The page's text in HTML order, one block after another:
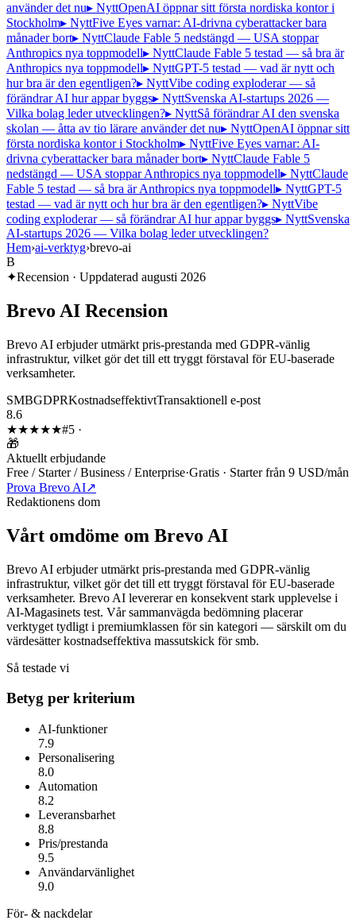
använder det nu▸ NyttOpenAI öppnar sitt första nordiska kontor i
Stockholm▸ NyttFive Eyes varnar: AI-drivna cyberattacker bara
månader bort▸ NyttClaude Fable 5 nedstängd — USA stoppar
Anthropics nya toppmodell▸ NyttClaude Fable 5 testad — så bra är
Anthropics nya toppmodell▸ NyttGPT-5 testad — vad är nytt och
hur bra är den egentligen?▸ NyttVibe coding exploderar — så
förändrar AI hur appar byggs▸ NyttSvenska AI-startups 2026 —
Vilka bolag leder utvecklingen?▸ NyttSå förändrar AI den svenska
skolan — åtta av tio lärare använder det nu▸ NyttOpenAI öppnar sitt
första nordiska kontor i Stockholm▸ NyttFive Eyes varnar: AI-
drivna cyberattacker bara månader bort▸ NyttClaude Fable 5
nedstängd — USA stoppar Anthropics nya toppmodell▸ NyttClaude
Fable 5 testad — så bra är Anthropics nya toppmodell▸ NyttGPT-5
testad — vad är nytt och hur bra är den egentligen?▸ NyttVibe
coding exploderar — så förändrar AI hur appar byggs▸ NyttSvenska
AI-startups 2026 — Vilka bolag leder utvecklingen?
Hem›ai-verktyg›brevo-ai
B
✦Recension · Uppdaterad augusti 2026
Brevo AI Recension
Brevo AI erbjuder utmärkt pris-prestanda med GDPR-vänlig
infrastruktur, vilket gör det till ett tryggt förstaval för EU-baserade
verksamheter.
SMBGDPRKostnadseffektivtTransaktionell e-post
8.6
★★★★★#5 ·
🎁
Aktuellt erbjudande
Free / Starter / Business / Enterprise·Gratis · Starter från 9 USD/mån
Prova Brevo AI↗
Redaktionens dom
Vårt omdöme om Brevo AI
Brevo AI erbjuder utmärkt pris-prestanda med GDPR-vänlig
infrastruktur, vilket gör det till ett tryggt förstaval för EU-baserade
verksamheter. Brevo AI levererar en konsekvent stark upplevelse i
AI-Magasinets test. Vår sammanvägda bedömning placerar
verktyget tydligt i premiumklassen för sin kategori — särskilt om du
värdesätterkostnadseffektiva massutskick för smb.
Så testade vi
Betyg per kriterium
AI-funktioner
7.9
Personalisering
8.0
Automation
8.2
Leveransbarhet
8.8
Pris/prestanda
9.5
Användarvänlighet
9.0
För- & nackdelar